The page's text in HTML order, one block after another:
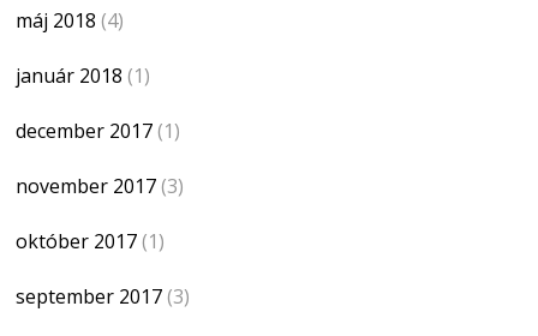
máj 2018 (4)
január 2018 (1)
december 2017(1)
november 2017(3)
október 2017(1)
september 2017(3)